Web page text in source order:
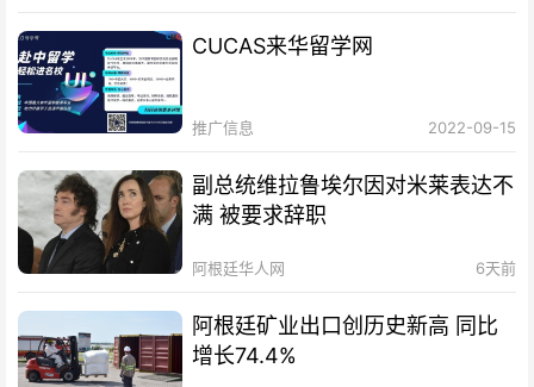
CUCAS来华留学网
推广信息 2022-09-15
副总统维拉鲁埃尔因对米莱表达不
满 被要求辞职
阿根廷华人网 6天前
阿根廷矿业出口创历史新高 同比
增长74.4%